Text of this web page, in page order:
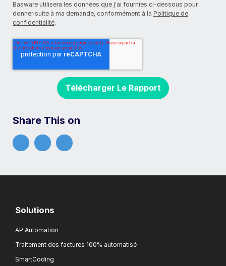
Basware utilisera les données que j'ai fournies ci-dessous pour
donner suite à ma demande, conformément à la Politique de
confidentialité.
Share This on
Solutions
AP Automation
Traitement des factures 100% automatisé
SmartCoding